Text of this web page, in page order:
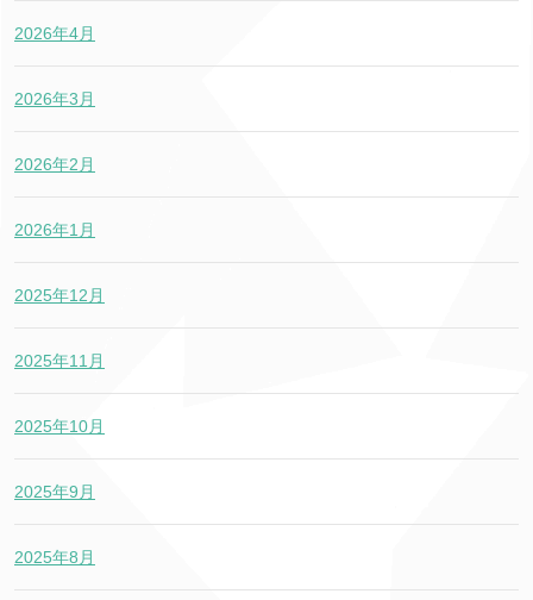
2026年4月
2026年3月
2026年2月
2026年1月
2025年12月
2025年11月
2025年10月
2025年9月
2025年8月